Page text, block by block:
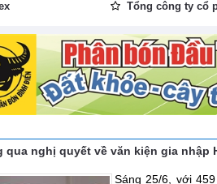
Tổng công ty cổ
qua nghị quyết về văn kiện gia nhập
Sáng 25/6, với